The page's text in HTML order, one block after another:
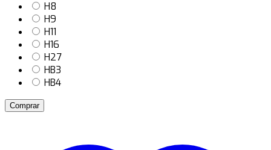
H8
H9
H11
H16
H27
HB3
HB4
Comprar